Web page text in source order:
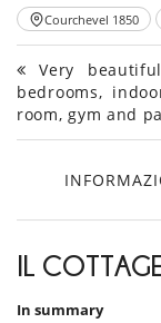
Courchevel 1850
Very
bedrooms,
room, gym and
IL
In summary